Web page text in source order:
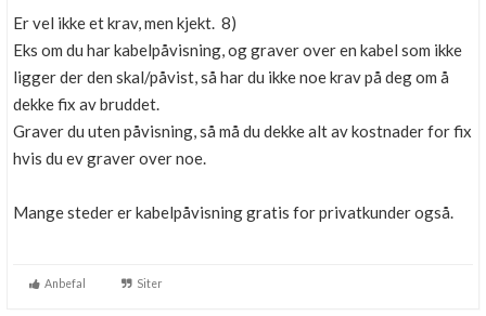
Er vel ikke et krav, men kjekt. 8)
Eks om du har kabelpåvisning, og graver over en kabel som ikke
ligger der den skal/påvist, så har du ikke noe krav på deg om å
dekke fix av bruddet.
Graver du uten påvisning, så må du dekke alt av kostnader for fix
hvis du ev graver over noe.
Mange steder er kabelpåvisning gratis for privatkunder også.
Anbefal Siter